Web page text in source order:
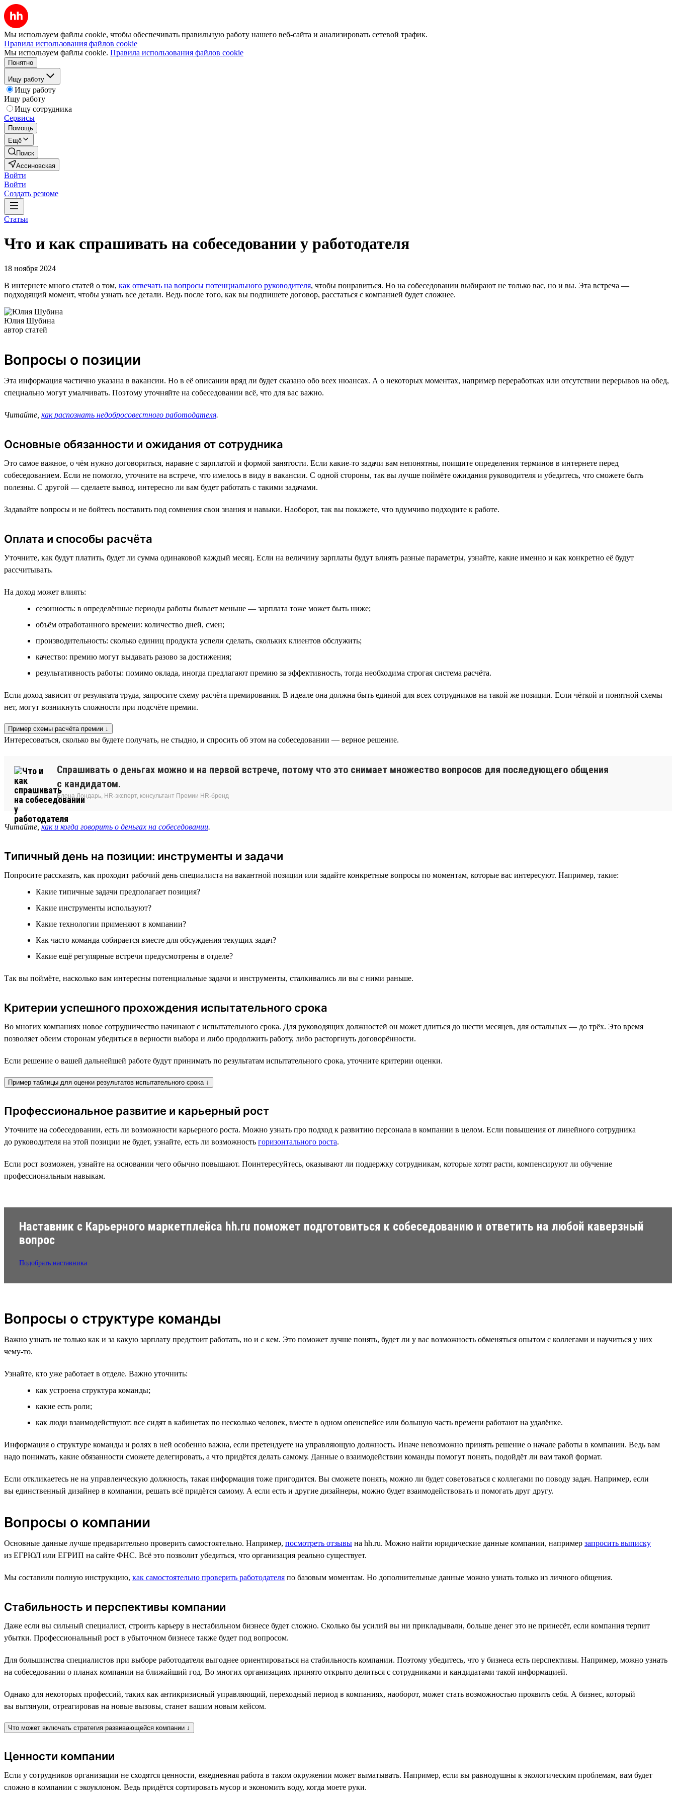
Мы используем файлы cookie, чтобы обеспечивать правильную работу нашего веб-сайта и анализировать сетевой трафик.
Правила использования файлов cookie
Мы используем файлы cookie. Правила использования файлов cookie
Понятно
Ищу работу
Ищу работу
Ищу работу
Ищу сотрудника
Сервисы
Помощь
Ещё
Поиск
Ассиновская
Войти
Войти
Создать резюме
Статьи
Что и как спрашивать на собеседовании у работодателя
18 ноября 2024
В интернете много статей о том, как отвечать на вопросы потенциального руководителя, чтобы понравиться. Но на собеседовании выбирают не только вас, но и вы. Эта встреча —
подходящий момент, чтобы узнать все детали. Ведь после того, как вы подпишете договор, расстаться с компанией будет сложнее.
Юлия Шубина
автор статей
Вопросы о позиции
Эта информация частично указана в вакансии. Но в её описании вряд ли будет сказано обо всех нюансах. А о некоторых моментах, например переработках или отсутствии перерывов на обед,
специально могут умалчивать. Поэтому уточняйте на собеседовании всё, что для вас важно.
Читайте, как распознать недобросовестного работодателя.
Основные обязанности и ожидания от сотрудника
Это самое важное, о чём нужно договориться, наравне с зарплатой и формой занятости. Если какие-то задачи вам непонятны, поищите определения терминов в интернете перед
собеседованием. Если не помогло, уточните на встрече, что имелось в виду в вакансии. С одной стороны, так вы лучше поймёте ожидания руководителя и убедитесь, что сможете быть
полезны. С другой — сделаете вывод, интересно ли вам будет работать с такими задачами.
Задавайте вопросы и не бойтесь поставить под сомнения свои знания и навыки. Наоборот, так вы покажете, что вдумчиво подходите к работе.
Оплата и способы расчёта
Уточните, как будут платить, будет ли сумма одинаковой каждый месяц. Если на величину зарплаты будут влиять разные параметры, узнайте, какие именно и как конкретно её будут
рассчитывать.
На доход может влиять:
сезонность: в определённые периоды работы бывает меньше — зарплата тоже может быть ниже;
объём отработанного времени: количество дней, смен;
производительность: сколько единиц продукта успели сделать, скольких клиентов обслужить;
качество: премию могут выдавать разово за достижения;
результативность работы: помимо оклада, иногда предлагают премию за эффективность, тогда необходима строгая система расчёта.
Если доход зависит от результата труда, запросите схему расчёта премирования. В идеале она должна быть единой для всех сотрудников на такой же позиции. Если чёткой и понятной схемы
нет, могут возникнуть сложности при подсчёте премии.
Пример схемы расчёта премии ↓
Интересоваться, сколько вы будете получать, не стыдно, и спросить об этом на собеседовании — верное решение.
Спрашивать о деньгах можно и на первой встрече, потому что это снимает множество вопросов для последующего общения
с кандидатом.
Елена Лондарь, HR-эксперт, консультант Премии HR-бренд
Читайте, как и когда говорить о деньгах на собеседовании.
Типичный день на позиции: инструменты и задачи
Попросите рассказать, как проходит рабочий день специалиста на вакантной позиции или задайте конкретные вопросы по моментам, которые вас интересуют. Например, такие:
Какие типичные задачи предполагает позиция?
Какие инструменты используют?
Какие технологии применяют в компании?
Как часто команда собирается вместе для обсуждения текущих задач?
Какие ещё регулярные встречи предусмотрены в отделе?
Так вы поймёте, насколько вам интересны потенциальные задачи и инструменты, сталкивались ли вы с ними раньше.
Критерии успешного прохождения испытательного срока
Во многих компаниях новое сотрудничество начинают с испытательного срока. Для руководящих должностей он может длиться до шести месяцев, для остальных — до трёх. Это время
позволяет обеим сторонам убедиться в верности выбора и либо продолжить работу, либо расторгнуть договорённости.
Если решение о вашей дальнейшей работе будут принимать по результатам испытательного срока, уточните критерии оценки.
Пример таблицы для оценки результатов испытательного срока ↓
Профессиональное развитие и карьерный рост
Уточните на собеседовании, есть ли возможности карьерного роста. Можно узнать про подход к развитию персонала в компании в целом. Если повышения от линейного сотрудника
до руководителя на этой позиции не будет, узнайте, есть ли возможность горизонтального роста.
Если рост возможен, узнайте на основании чего обычно повышают. Поинтересуйтесь, оказывают ли поддержку сотрудникам, которые хотят расти, компенсируют ли обучение
профессиональным навыкам.
Наставник с Карьерного маркетплейса hh.ru поможет подготовиться к собеседованию и ответить на любой каверзный
вопрос
Подобрать наставника
Вопросы о структуре команды
Важно узнать не только как и за какую зарплату предстоит работать, но и с кем. Это поможет лучше понять, будет ли у вас возможность обменяться опытом с коллегами и научиться у них
чему-то.
Узнайте, кто уже работает в отделе. Важно уточнить:
как устроена структура команды;
какие есть роли;
как люди взаимодействуют: все сидят в кабинетах по несколько человек, вместе в одном опенспейсе или большую часть времени работают на удалёнке.
Информация о структуре команды и ролях в ней особенно важна, если претендуете на управляющую должность. Иначе невозможно принять решение о начале работы в компании. Ведь вам
надо понимать, какие обязанности сможете делегировать, а что придётся делать самому. Данные о взаимодействии команды помогут понять, подойдёт ли вам такой формат.
Если откликаетесь не на управленческую должность, такая информация тоже пригодится. Вы сможете понять, можно ли будет советоваться с коллегами по поводу задач. Например, если
вы единственный дизайнер в компании, решать всё придётся самому. А если есть и другие дизайнеры, можно будет взаимодействовать и помогать друг другу.
Вопросы о компании
Основные данные лучше предварительно проверить самостоятельно. Например, посмотреть отзывы на hh.ru. Можно найти юридические данные компании, например запросить выписку
из ЕГРЮЛ или ЕГРИП на сайте ФНС. Всё это позволит убедиться, что организация реально существует.
Мы составили полную инструкцию, как самостоятельно проверить работодателя по базовым моментам. Но дополнительные данные можно узнать только из личного общения.
Стабильность и перспективы компании
Даже если вы сильный специалист, строить карьеру в нестабильном бизнесе будет сложно. Сколько бы усилий вы ни прикладывали, больше денег это не принесёт, если компания терпит
убытки. Профессиональный рост в убыточном бизнесе также будет под вопросом.
Для большинства специалистов при выборе работодателя выгоднее ориентироваться на стабильность компании. Поэтому убедитесь, что у бизнеса есть перспективы. Например, можно узнать
на собеседовании о планах компании на ближайший год. Во многих организациях принято открыто делиться с сотрудниками и кандидатами такой информацией.
Однако для некоторых профессий, таких как антикризисный управляющий, переходный период в компаниях, наоборот, может стать возможностью проявить себя. А бизнес, который
вы вытянули, отреагировав на новые вызовы, станет вашим новым кейсом.
Что может включать стратегия развивающейся компании ↓
Ценности компании
Если у сотрудников организации не сходятся ценности, ежедневная работа в таком окружении может выматывать. Например, если вы равнодушны к экологическим проблемам, вам будет
сложно в компании с экоуклоном. Ведь придётся сортировать мусор и экономить воду, когда моете руки.